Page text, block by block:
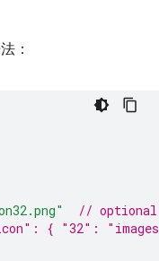
：
// optional
{ "32":